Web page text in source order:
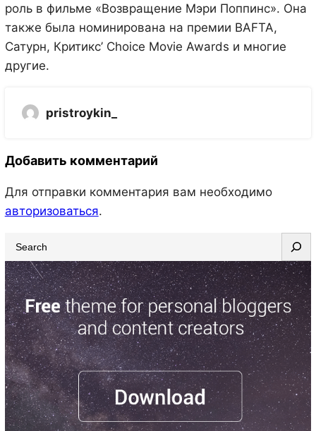
роль в фильме «Возвращение Мэри Поппинс». Она
также была номинирована на премии BAFTA,
Сатурн, Критикс’ Choice Movie Awards и многие
другие.
pristroykin_
Добавить комментарий
Для отправки комментария вам необходимо
авторизоваться.
e
a
r
c
h